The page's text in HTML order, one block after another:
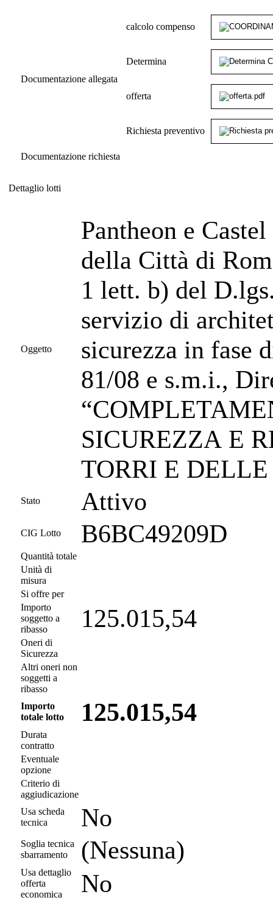
Documentazione allegata
calcolo compenso
Determina
offerta
Richiesta preventivo
Documentazione richiesta
Dettaglio lotti
Oggetto
Pantheon e
della Città di Roma - Affidamento diretto ex art.
1 lett. b) del
servizio di
sicurezza in fase
81/08 e s.m.i.,
SICUREZZA E
TORRI E
Stato Attivo
CIG Lotto B6BC49209D
Quantità totale
Unità di
misura
Si offre per
Importo
soggetto a
ribasso
125.015,54
Oneri di
Sicurezza
Altri oneri non
soggetti a
ribasso
Importo
totale lotto
125.015,54
Durata
contratto
Eventuale
opzione
Criterio di
aggiudicazione
Usa scheda
tecnica
No
Soglia tecnica
sbarramento
(Nessuna)
Usa dettaglio
offerta
economica
No